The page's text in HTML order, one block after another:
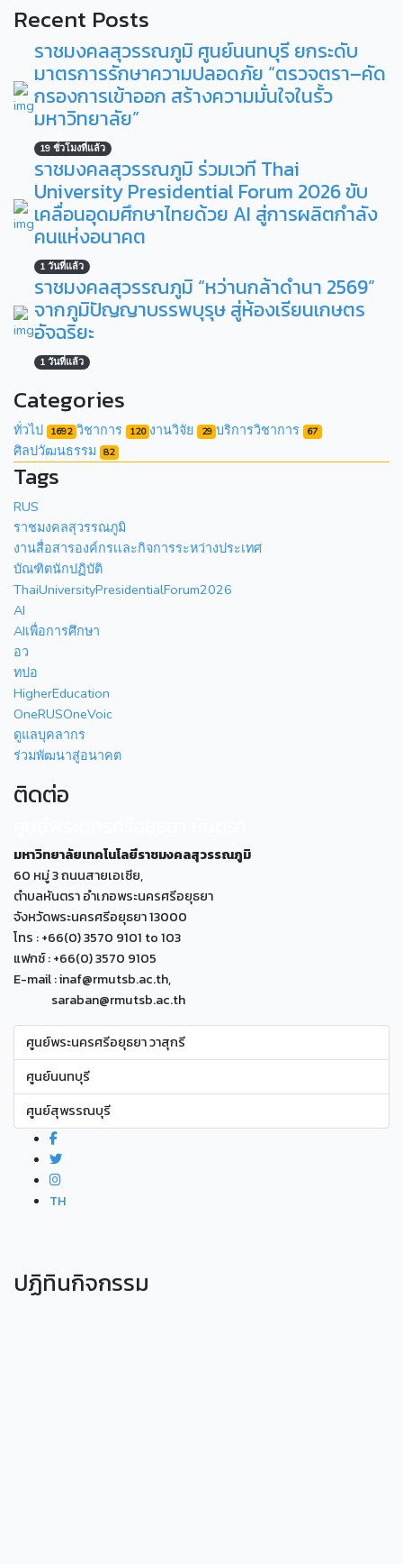
Recent Posts
ราชมงคลสุวรรณภูมิ ศูนย์นนทบุรี ยกระดับ
มาตรการรักษาความปลอดภัย “ตรวจตรา–คัด
กรองการเข้าออก สร้างความมั่นใจในรั้ว
มหาวิทยาลัย”
19 ชั่วโมงที่แล้ว
ราชมงคลสุวรรณภูมิ ร่วมเวที Thai
University Presidential Forum 2026 ขับ
เคลื่อนอุดมศึกษาไทยด้วย AI สู่การผลิตกำลัง
คนแห่งอนาคต
1 วันที่แล้ว
ราชมงคลสุวรรณภูมิ “หว่านกล้าดำนา 2569”
จากภูมิปัญญาบรรพบุรุษ สู่ห้องเรียนเกษตร
อัจฉริยะ
1 วันที่แล้ว
Categories
ทั่วไป 1692 วิชาการ 120 งานวิจัย 29 บริการวิชาการ 67
ศิลปวัฒนธรรม 82
Tags
RUS
ราชมงคลสุวรรณภูมิ
งานสื่อสารองค์กรเเละกิจการระหว่างประเทศ
บัณฑิตนักปฏิบัติ
ThaiUniversityPresidentialForum2026
AI
AIเพื่อการศึกษา
อว
ทปอ
HigherEducation
OneRUSOneVoic
ดูแลบุคลากร
ร่วมพัฒนาสู่อนาคต
ติดต่อ
มหาวิทยาลัยเทคโนโลยีราชมงคลสุวรรณภูมิ
60 หมู่ 3 ถนนสายเอเซีย,
ตำบลหันตรา อำเภอพระนครศรีอยุธยา
จังหวัดพระนครศรีอยุธยา 13000
โทร : +66(0) 3570 9101 to 103
แฟกซ์ : +66(0) 3570 9105
E-mail : inaf@rmutsb.ac.th,
saraban@rmutsb.ac.th
ศูนย์พระนครศรีอยุธยา วาสุกรี
ศูนย์นนทบุรี
ศูนย์สุพรรณบุรี
TH
ปฏิทินกิจกรรม